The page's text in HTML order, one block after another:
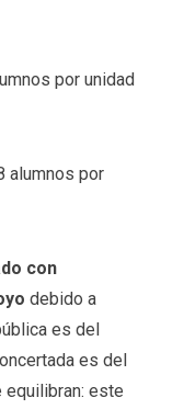
por unidad
alumnos por
con
debido a
es del
es del
equilibran: este